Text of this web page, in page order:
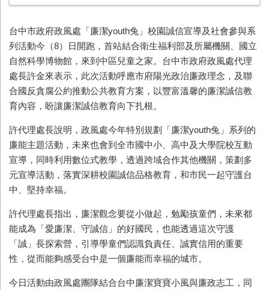
台中市政府政風處「廉潔youth兔」校園誠信宣導及社會參與系
列活動今（8）日開跑，首站結合衛生福利部及所屬機關、國立
自然科學博物館，來到中區兒童之家。台中市政府政風處代理
處長許金來表示，此次活動呼應市府陽光政治廉政理念，及聯
合國反貪腐公約推動公共教育方案，以豐富溫馨的廉潔誠信教
育內容，盼讓廉潔誠信教育向下扎根。
許代理處長說明，政風處今年特別規劃「廉潔youth兔」系列的
廉能主題活動，未來也會到全市國中小、高中及大學院校互動
宣導，同時利用數位式教學，透過跨域合作其他機關，策劃多
元宣導活動，落實深耕校園誠信品格教育，和市民一起守護台
中、堅持幸福。
許代理處長指出，廉潔觀念要從小做起，勉勵孩童們，未來都
能成為「愛廉潔、守誠信」的好國民，也能透過這次守護
「誠」長探索營，引導學童們認識負責任、誠實信用的重要
性，從而能夠感受台中是一個廉能而幸福的城市。
今日活動由政風處團隊結合台中廉潔寶寶小風與廉政志工，同